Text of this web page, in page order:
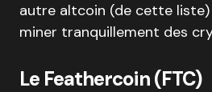
autre altcoin (de cette
miner tranquillement des
Le Feathercoin (FTC)